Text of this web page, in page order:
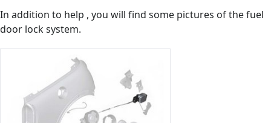
In addition to help , you will find some pictures of the fuel
door lock system.